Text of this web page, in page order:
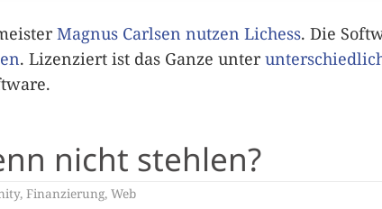
Magnus Carlsen nutzen Lichess. Die
. Lizenziert ist das Ganze unter
nicht stehlen?
, Finanzierung, Web